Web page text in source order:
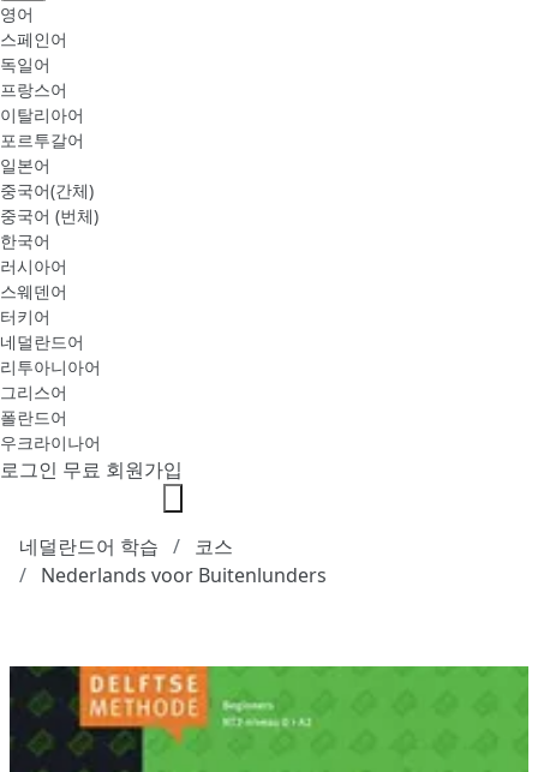
영어
스페인어
독일어
프랑스어
이탈리아어
포르투갈어
일본어
중국어(간체)
중국어 (번체)
한국어
러시아어
스웨덴어
터키어
네덜란드어
리투아니아어
그리스어
폴란드어
우크라이나어
로그인 무료 회원가입
네덜란드어 학습
코스
Nederlands voor Buitenlunders